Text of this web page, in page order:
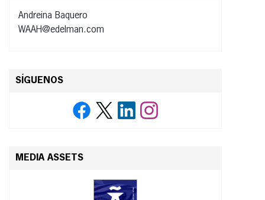
Andreina Baquero
WAAH@edelman.com
SÍGUENOS
MEDIA ASSETS